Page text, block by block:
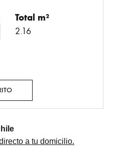
Total m²
2.16
a tu domicilio.